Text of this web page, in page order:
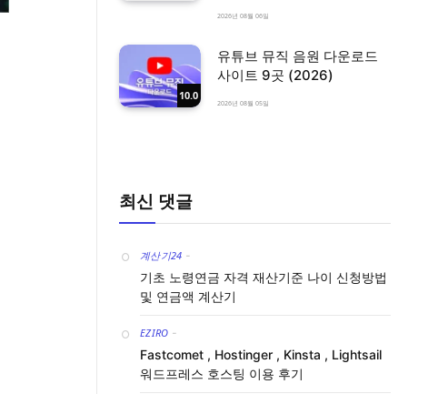
2026년 08월 06일
10.0
유튜브 뮤직 음원 다운로드
사이트 9곳 (2026)
2026년 08월 05일
최신 댓글
계산기24 -
기초 노령연금 자격 재산기준 나이 신청방법
및 연금액 계산기
EZIRO -
Fastcomet , Hostinger , Kinsta , Lightsail
워드프레스 호스팅 이용 후기